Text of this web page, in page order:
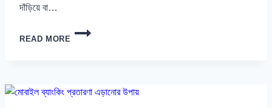
দাঁড়িয়ে বা…
READ MORE
নগদ
থেকে
করার